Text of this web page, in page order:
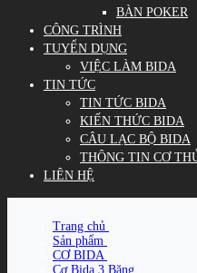
BÀN POKER
CÔNG TRÌNH
TUYỂN DỤNG
VIỆC LÀM BIDA
TIN TỨC
TIN TỨC BIDA
KIẾN THỨC BIDA
CÂU LẠC BỘ BIDA
THÔNG TIN CƠ
LIÊN HỆ
Trang chủ
Sản phẩm
CƠ BIDA
Cơ Bida 3 Băng